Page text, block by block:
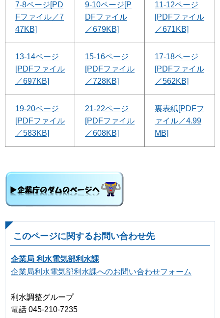
7-8ページ[PD
Fファイル／7
47KB]
9-10ページ[P
DFファイル
／679KB]
11-12ページ
[PDFファイル
／671KB]
13-14ページ
[PDFファイル
／697KB]
15-16ページ
[PDFファイル
／728KB]
17-18ページ
[PDFファイル
／562KB]
19-20ページ
[PDFファイル
／583KB]
21-22ページ
[PDFファイル
／608KB]
裏表紙[PDFフ
ァイル／4.99
MB]
このページに関するお問い合わせ先
企業局 利水電気部利水課
企業局利水電気部利水課へのお問い合わせフォーム
利水調整グループ
電話 045-210-7235